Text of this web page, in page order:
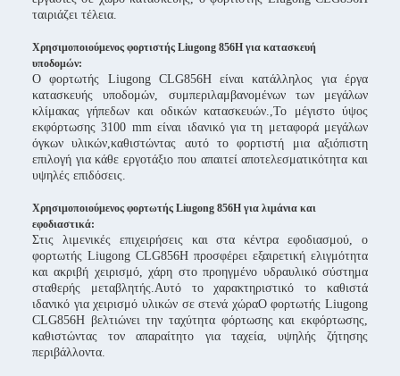
ταιριάζει τέλεια.
Χρησιμοποιούμενος φορτιστής Liugong 856H για κατασκευή
υποδομών:
Ο φορτωτής Liugong CLG856H είναι κατάλληλος για έργα
κατασκευής υποδομών, συμπεριλαμβανομένων των μεγάλων
κλίμακας γήπεδων και οδικών κατασκευών.,Το μέγιστο ύψος
εκφόρτωσης 3100 mm είναι ιδανικό για τη μεταφορά μεγάλων
όγκων υλικών,καθιστώντας αυτό το φορτιστή μια αξιόπιστη
επιλογή για κάθε εργοτάξιο που απαιτεί αποτελεσματικότητα και
υψηλές επιδόσεις.
Χρησιμοποιούμενος φορτωτής Liugong 856H για λιμάνια και
εφοδιαστικά:
Στις λιμενικές επιχειρήσεις και στα κέντρα εφοδιασμού, ο
φορτωτής Liugong CLG856H προσφέρει εξαιρετική ελιγμότητα
και ακριβή χειρισμό, χάρη στο προηγμένο υδραυλικό σύστημα
σταθερής μεταβλητής.Αυτό το χαρακτηριστικό το καθιστά
ιδανικό για χειρισμό υλικών σε στενά χώραΟ φορτωτής Liugong
CLG856H βελτιώνει την ταχύτητα φόρτωσης και εκφόρτωσης,
καθιστώντας τον απαραίτητο για ταχεία, υψηλής ζήτησης
περιβάλλοντα.